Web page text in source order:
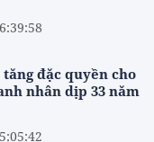
tăng đặc quyền cho
nhân dịp 33 năm